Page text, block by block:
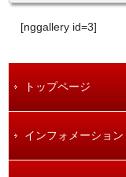
[nggallery id=3]
トップページ
インフォメーション